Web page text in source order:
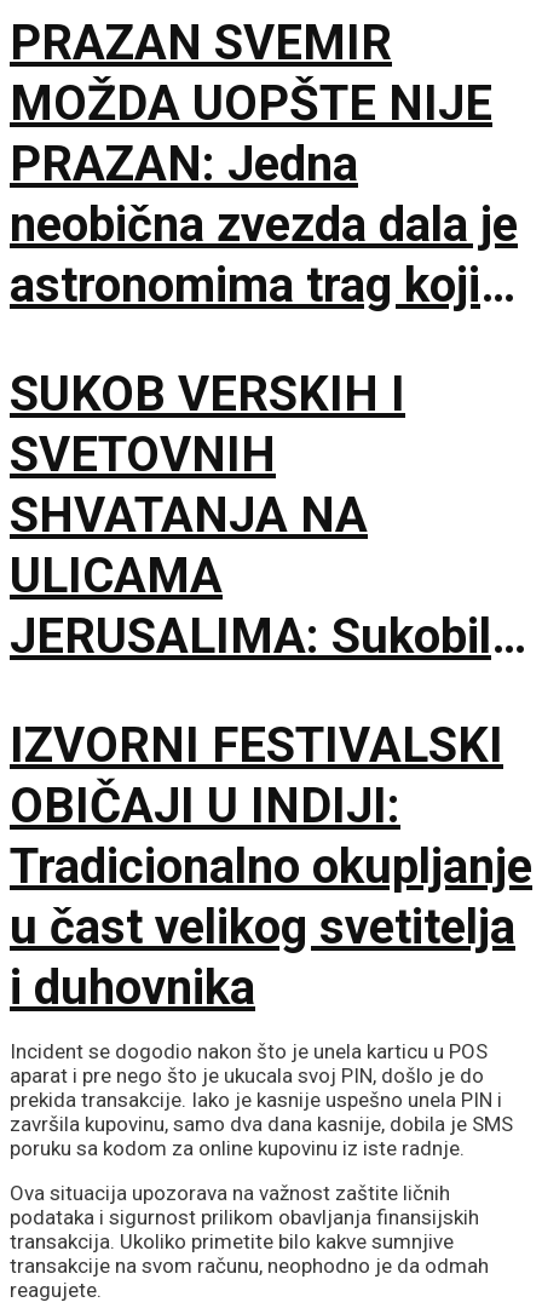
PRAZAN SVEMIR
MOŽDA UOPŠTE NIJE
PRAZAN: Jedna
neobična zvezda dala je
astronomima trag koji
SUKOB VERSKIH I
SVETOVNIH
SHVATANJA NA
ULICAMA
JERUSALIMA: Sukobili
demonstranti, građani i
policija zbog rada kafića
subotom
IZVORNI FESTIVALSKI
OBIČAJI U INDIJI:
Tradicionalno okupljanje
u čast velikog svetitelja
i duhovnika
Incident se dogodio nakon što je unela karticu u POS
aparat i pre nego što je ukucala svoj PIN, došlo je do
prekida transakcije. Iako je kasnije uspešno unela PIN i
završila kupovinu, samo dva dana kasnije, dobila je SMS
poruku sa kodom za online kupovinu iz iste radnje.
Ova situacija upozorava na važnost zaštite ličnih
podataka i sigurnost prilikom obavljanja finansijskih
transakcija. Ukoliko primetite bilo kakve sumnjive
transakcije na svom računu, neophodno je da odmah
reagujete.